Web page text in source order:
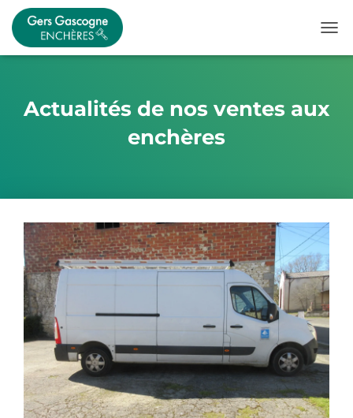
Actualités de nos ventes aux
enchères